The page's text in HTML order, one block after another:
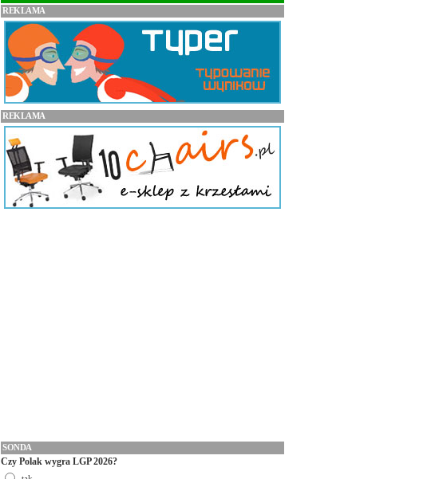
REKLAMA
REKLAMA
SONDA
Czy Polak wygra LGP 2026?